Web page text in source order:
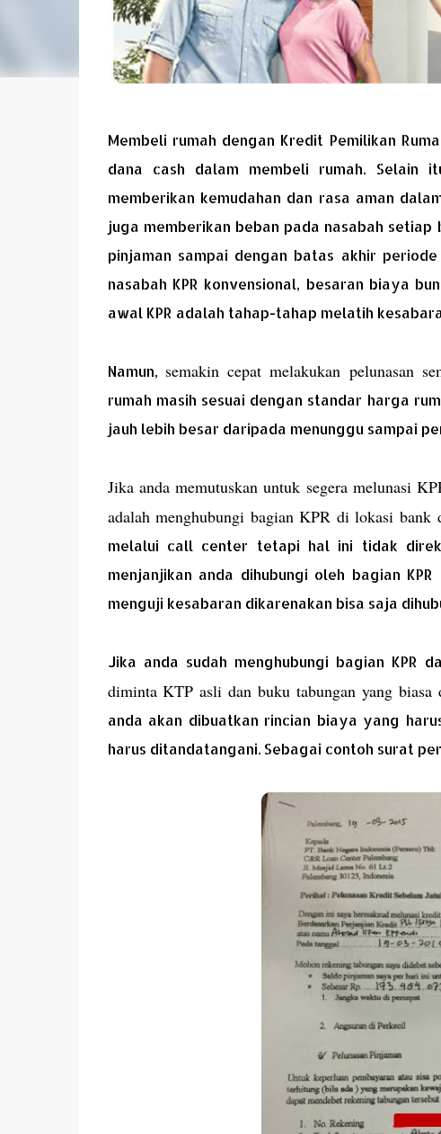
Membeli rumah dengan Kredit Pemilikan
dana cash dalam membeli rumah. Selain
memberikan kemudahan dan rasa aman
juga memberikan beban pada nasabah
pinjaman sampai dengan batas akhir
nasabah KPR konvensional, besaran biaya
awal KPR adalah tahap-tahap melatih
Namun, semakin cepat melakukan pelunasan
rumah masih sesuai dengan standar harga
jauh lebih besar daripada menunggu sampai
Jika anda memutuskan untuk segera melunasi
adalah menghubungi bagian KPR di lokasi bank
melalui call center tetapi hal ini tidak
menjanjikan anda dihubungi oleh bagian
menguji kesabaran dikarenakan bisa saja
Jika anda sudah menghubungi bagian KPR
diminta KTP asli dan buku tabungan yang
anda akan dibuatkan rincian biaya yang
harus ditandatangani. Sebagai contoh surat